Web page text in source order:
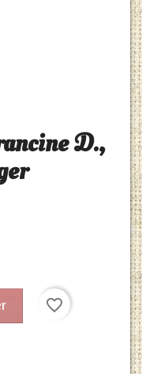
D.,
favorite_border